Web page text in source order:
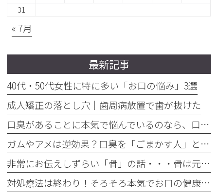
31
« 7月
最新記事
40代・50代女性に特に多い「お口の悩み」3選
成人矯正の落とし穴｜歯周病放置で歯が抜けた
口臭があることに本気で悩んでいるのなら、口臭を本気で治そう
ガムやアメは逆効果？口臭を「ごまかす人」と「治す人」の決定的な違い
非常にお伝えしずらい「骨」の話・・・骨は元には戻せない？
対処療法は終わり！そろそろ本気でお口の健康とは何かを考えませんか